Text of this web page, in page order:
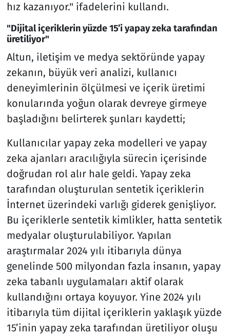
hız kazanıyor." ifadelerini kullandı.
"Dijital içeriklerin yüzde 15’i yapay zeka tarafından
üretiliyor"
Altun, iletişim ve medya sektöründe yapay
zekanın, büyük veri analizi, kullanıcı
deneyimlerinin ölçülmesi ve içerik üretimi
konularında yoğun olarak devreye girmeye
başladığını belirterek şunları kaydetti;
Kullanıcılar yapay zeka modelleri ve yapay
zeka ajanları aracılığıyla sürecin içerisinde
doğrudan rol alır hale geldi. Yapay zeka
tarafından oluşturulan sentetik içeriklerin
İnternet üzerindeki varlığı giderek genişliyor.
Bu içeriklerle sentetik kimlikler, hatta sentetik
medyalar oluşturulabiliyor. Yapılan
araştırmalar 2024 yılı itibarıyla dünya
genelinde 500 milyondan fazla insanın, yapay
zeka tabanlı uygulamaları aktif olarak
kullandığını ortaya koyuyor. Yine 2024 yılı
itibarıyla tüm dijital içeriklerin yaklaşık yüzde
15’inin yapay zeka tarafından üretiliyor oluşu